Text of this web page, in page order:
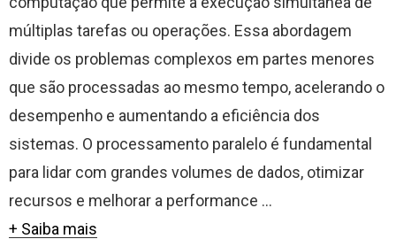
múltiplas tarefas ou operações. Essa abordagem
divide os problemas complexos em partes menores
que são processadas ao mesmo tempo, acelerando o
desempenho e aumentando a eficiência dos
sistemas. O processamento paralelo é fundamental
para lidar com grandes volumes de dados, otimizar
recursos e melhorar a performance ...
+ Saiba mais